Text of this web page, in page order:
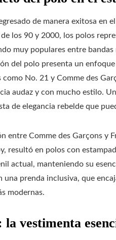
de manera exitosa en
de los 90 y 2000, los polos
muy populares entre
del polo presenta un
como No. 21 y Comme des
audaz y con mucho estilo.
de elegancia rebelde que
entre Comme des Garçons y
resultó en polos con
actual, manteniendo su
una prenda inclusiva, que
modernas.
la vestimenta